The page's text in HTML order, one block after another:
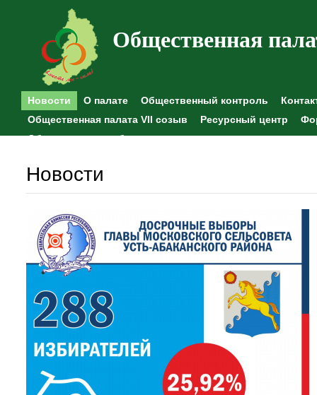
Общественная
Новости О палате Общественный контроль
Общественная палата VII созыв
Ресурсный центр
Общественные наблюдения
Новости